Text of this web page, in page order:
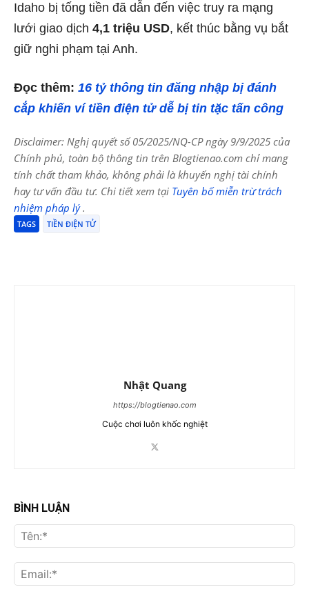
Idaho bị tống tiền đã dẫn đến việc truy ra mạng
lưới giao dịch 4,1 triệu USD, kết thúc bằng vụ bắt
giữ nghi phạm tại Anh.
Đọc thêm: 16 tỷ thông tin đăng nhập bị đánh
cắp khiến ví tiền điện tử dễ bị tin tặc tấn công
Disclaimer: Nghị quyết số 05/2025/NQ-CP ngày 9/9/2025 của
Chính phủ, toàn bộ thông tin trên Blogtienao.com chỉ mang
tính chất tham khảo, không phải là khuyến nghị tài chính
hay tư vấn đầu tư. Chi tiết xem tại Tuyên bố miễn trừ trách
nhiệm pháp lý.
TAGS TIỀN ĐIỆN TỬ
Nhật Quang
https://blogtienao.com
Cuộc chơi luôn khốc nghiệt
BÌNH LUẬN